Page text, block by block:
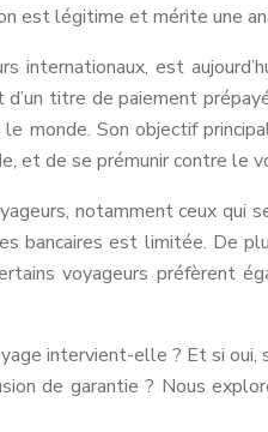
est légitime et mérite une
est
titre de paiement
monde. Son objectif
et de se prémunir contre le
notamment ceux
bancaires est limitée. De
voyageurs préfèrent
intervient-elle ? Et si
de garantie ? Nous